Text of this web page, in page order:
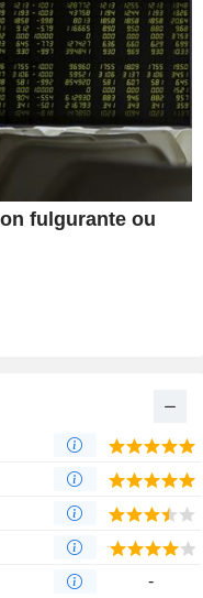
fulgurante ou
-